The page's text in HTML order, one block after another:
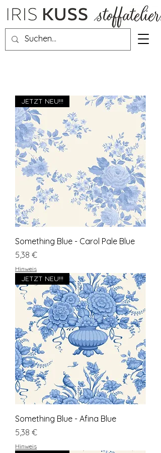
JETZT NEU!!!
Something Blue - Carol Pale Blue
Preis
5,38 €
Hinweis
JETZT NEU!!!
Something Blue - Afina Blue
Preis
5,38 €
Hinweis